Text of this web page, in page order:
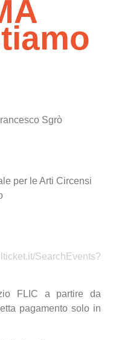
Sgrò
per le Arti Circensi
SearchEvents?
FLIC a partire da
pagamento solo in